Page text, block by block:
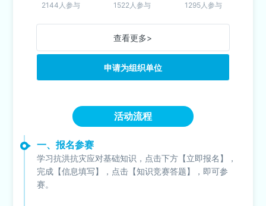
2144人参与 1522人参与 1295人参与
查看更多>
申请为组织单位
活动流程
一、报名参赛
学习抗洪抗灾应对基础知识，点击下方【立即报名】，
完成【信息填写】，点击【知识竞赛答题】，即可参
赛。